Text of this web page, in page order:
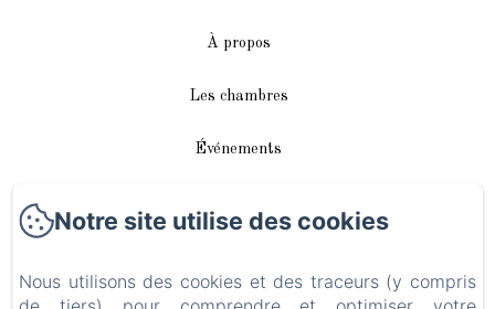
À propos
Les chambres
Événements
Notre site utilise des cookies
Nous utilisons des cookies et des traceurs (y compris